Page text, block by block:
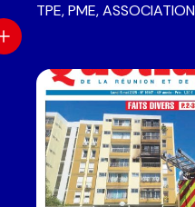
TPE, PME,